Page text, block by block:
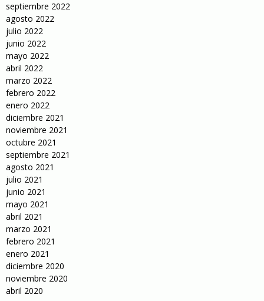
septiembre 2022
agosto 2022
julio 2022
junio 2022
mayo 2022
abril 2022
marzo 2022
febrero 2022
enero 2022
diciembre 2021
noviembre 2021
octubre 2021
septiembre 2021
agosto 2021
julio 2021
junio 2021
mayo 2021
abril 2021
marzo 2021
febrero 2021
enero 2021
diciembre 2020
noviembre 2020
abril 2020